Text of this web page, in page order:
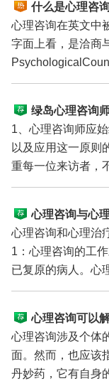
什么是心理咨
心理咨询在英文中
字面上看，是洽商
心理方面给予咨...
绿岛心理咨询
1、心理咨询师应
以及应用这一原
重每一位来访者，
业、民族、教...
心理咨询与心
心理咨询和心理
1：心理咨询的工
已复原的病人。心
人进行工作的...
心理咨询可以
心理咨询涉及个体
面。然而，也应该
丹妙药，它有自身的适用范围